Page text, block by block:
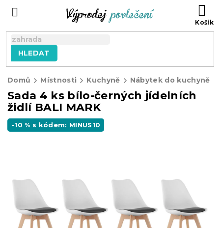
HLEDAT
Domů Místnosti Kuchyně Nábytek do kuchyně
Sada 4 ks bílo-černých jídelních
židlí BALI MARK
-10 % s kódem: MINUS10